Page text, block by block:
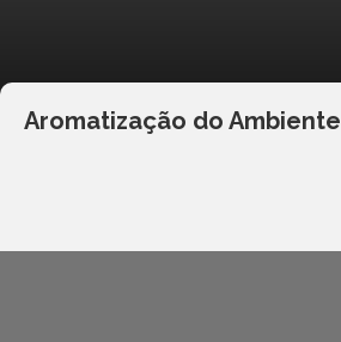
Aromatização do Ambiente